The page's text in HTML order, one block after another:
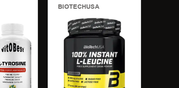
BIOTECHUSA